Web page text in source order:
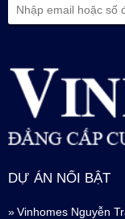
DỰ ÁN NỔI BẬT
Vinhomes Nguyễn